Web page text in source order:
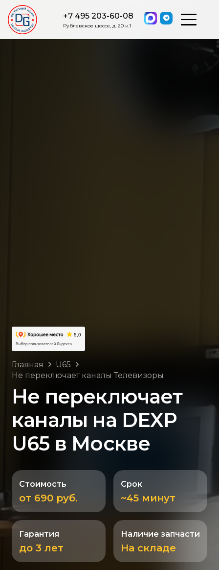
+7 495 203-60-08
Рублевское шоссе, д. 20 к.1
Главная
U65
Не переключает каналы Телевизоры
Не переключает
каналы на DEXP
U65 в Москве
Стоимость
от 690 руб.
Срок
~45 минут
Гарантия
до 3 лет
Наличие запчасти
На складе